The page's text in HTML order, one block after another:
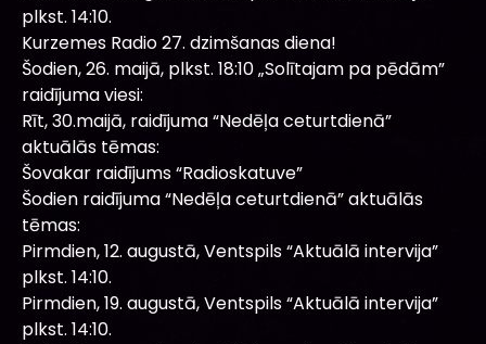
plkst. 14:10.
Kurzemes Radio 27. dzimšanas diena!
Šodien, 26. maijā, plkst. 18:10 „Solītajam pa pēdām”
raidījuma viesi:
Rīt, 30.maijā, raidījuma “Nedēļa ceturtdienā”
aktuālās tēmas:
Šovakar raidījums “Radioskatuve”
Šodien raidījuma “Nedēļa ceturtdienā” aktuālās
tēmas:
Pirmdien, 12. augustā, Ventspils “Aktuālā intervija”
plkst. 14:10.
Pirmdien, 19. augustā, Ventspils “Aktuālā intervija”
plkst. 14:10.